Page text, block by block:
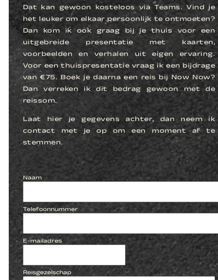
Dat kan gewoon kosteloos via Teams. Vind je
het leuker om elkaar persoonlijk te ontmoeten?
Dan kom ik ook graag bij je thuis voor een
uitgebreide presentatie met kaarten,
voorbeelden en verhalen uit eigen ervaring.
Voor een thuispresentatie vraag ik een bijdrage
van €75. Boek je daarna een reis bij Now Now?
Dan verreken ik dit bedrag gewoon met de
reissom.
Laat hier je gegevens achter, dan neem ik
contact met je op om een moment af te
stemmen.
Naam
Telefoonnummer
E-mailadres
Reisgezelschap